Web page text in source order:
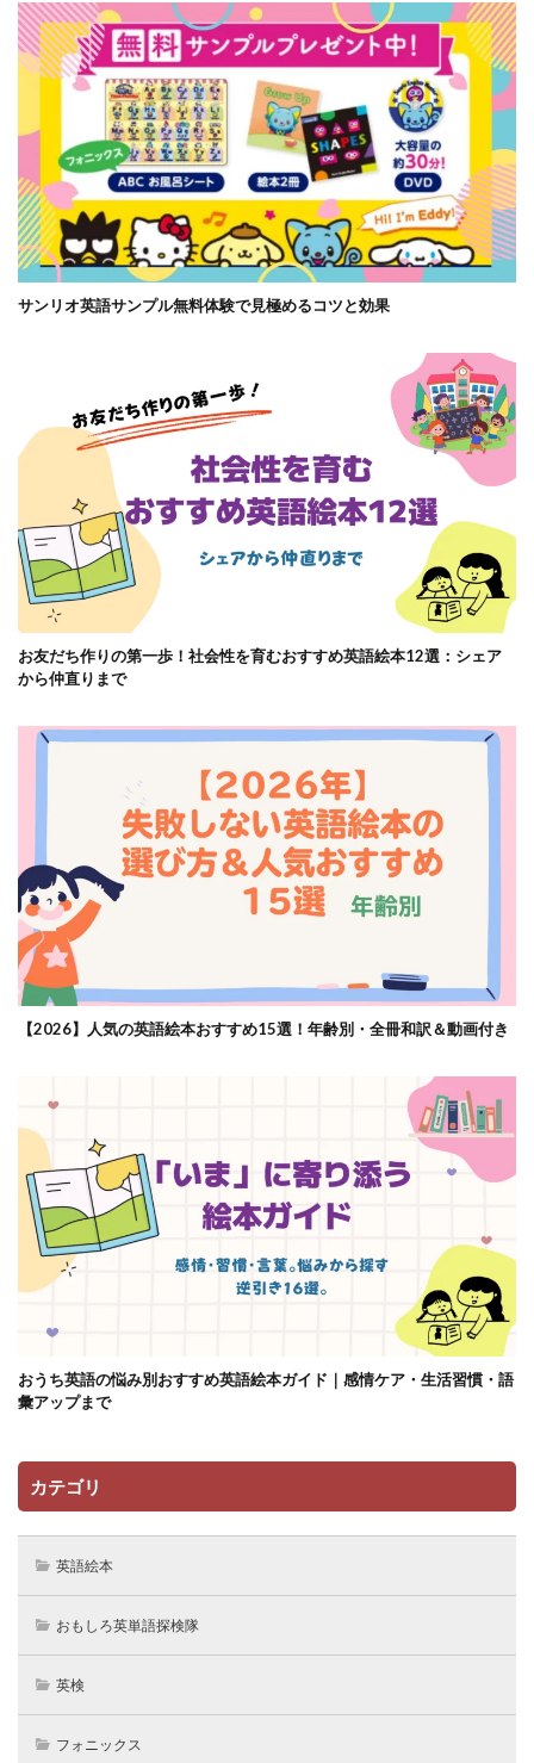
サンリオ英語サンプル無料体験で見極めるコツと効果
お友だち作りの第一歩！社会性を育むおすすめ英語絵本12選：シェア
から仲直りまで
【2026】人気の英語絵本おすすめ15選！年齢別・全冊和訳＆動画付き
おうち英語の悩み別おすすめ英語絵本ガイド｜感情ケア・生活習慣・語
彙アップまで
カテゴリ
英語絵本
おもしろ英単語探検隊
英検
フォニックス